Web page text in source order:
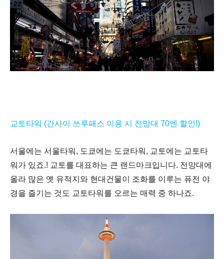
교토타워 (간사이 쓰루패스 이용 시 전망대 70엔 할인!)
서울에는 서울타워 , 도쿄에는 도쿄타워 , 교토에는 교토타
워가 있죠.! 교토를 대표하는 큰 랜드마크입니다. 전망대에
올라 많은 옛 유적지와 현대건물이 조화를 이루는 퓨전 야
경을 즐기는 것도 교토타워를 오르는 매력 중 하나죠.